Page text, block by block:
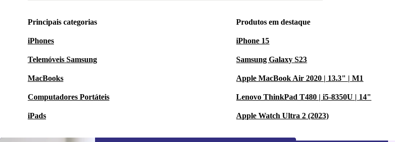
Principais categorias
iPhones
Telemóveis Samsung
MacBooks
Computadores Portáteis
iPads
Produtos em destaque
iPhone 15
Samsung Galaxy S23
Apple MacBook Air 2020 | 13.3" | M1
Lenovo ThinkPad T480 | i5-8350U | 14"
Apple Watch Ultra 2 (2023)